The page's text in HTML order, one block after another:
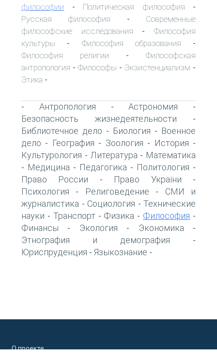
философии - Политическая философия -
Русская философия - Современные
философские исследования -Философия
культуры - Философия образования -
Философия религии - Философская
антропология - Философы - Экзистенциализм -
Этика -
- Антропология -Астрономия -
Безопасность жизнедеятельности -
Библиотечное дело - Биология - Военное
дело - География - Зоология - История -
Культурология - Литература - Математика
- Медицина - Педагогика - Политология -
Право России - Право України -
Психология - Религоведение - СМИ и
журналистика - Социология - Технические
науки - Транспорт- Физика - Философия -
Финансы - Экология - Экономика -
Этнография и демография -
Юриспруденция - Языкознание -
О проекте